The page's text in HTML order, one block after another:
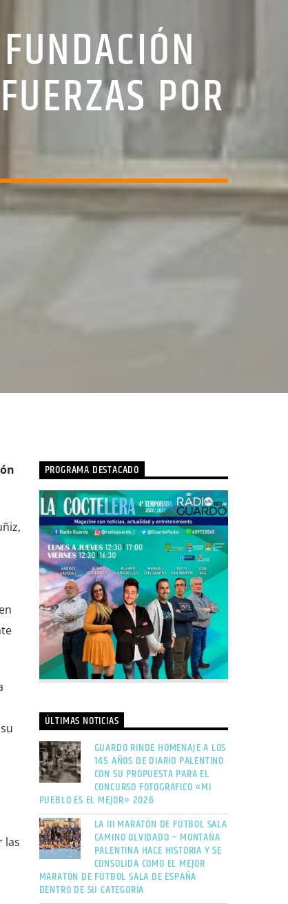
POR
las
PROGRAMA DESTACADO
ÚLTIMAS NOTICIAS
GUARDO RINDE HOMENAJE A LOS
145 AÑOS DE DIARIO PALENTINO
CON SU PROPUESTA PARA EL
CONCURSO FOTOGRÁFICO «MI
PUEBLO ES EL MEJOR» 2026
LA III MARATÓN DE FÚTBOL SALA
CAMINO OLVIDADO – MONTAÑA
PALENTINA HACE HISTORIA Y SE
CONSOLIDA COMO EL MEJOR
MARATÓN DE FÚTBOL SALA DE ESPAÑA
DENTRO DE SU CATEGORÍA